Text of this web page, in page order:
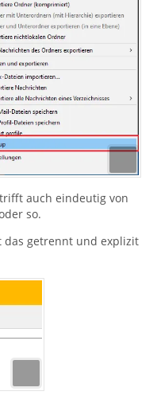
auch eindeutig von
so.
das getrennt und explizit